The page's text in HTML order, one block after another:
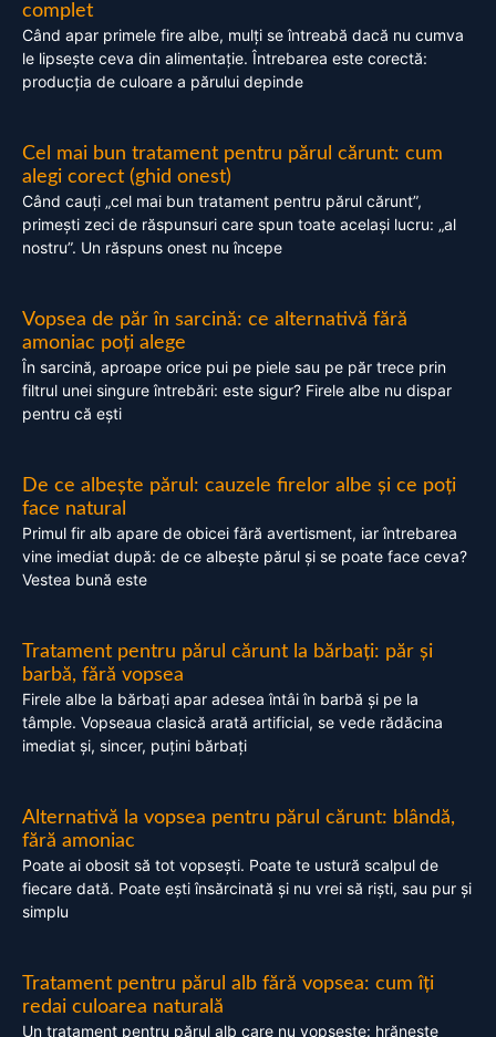
complet
Când apar primele fire albe, mulți se întreabă dacă nu cumva
le lipsește ceva din alimentație. Întrebarea este corectă:
producția de culoare a părului depinde
Cel mai bun tratament pentru părul cărunt: cum
alegi corect (ghid onest)
Când cauți „cel mai bun tratament pentru părul cărunt”,
primești zeci de răspunsuri care spun toate același lucru: „al
nostru”. Un răspuns onest nu începe
Vopsea de păr în sarcină: ce alternativă fără
amoniac poți alege
În sarcină, aproape orice pui pe piele sau pe păr trece prin
filtrul unei singure întrebări: este sigur? Firele albe nu dispar
pentru că ești
De ce albește părul: cauzele firelor albe și ce poți
face natural
Primul fir alb apare de obicei fără avertisment, iar întrebarea
vine imediat după: de ce albește părul și se poate face ceva?
Vestea bună este
Tratament pentru părul cărunt la bărbați: păr și
barbă, fără vopsea
Firele albe la bărbați apar adesea întâi în barbă și pe la
tâmple. Vopseaua clasică arată artificial, se vede rădăcina
imediat și, sincer, puțini bărbați
Alternativă la vopsea pentru părul cărunt: blândă,
fără amoniac
Poate ai obosit să tot vopsești. Poate te ustură scalpul de
fiecare dată. Poate ești însărcinată și nu vrei să riști, sau pur și
simplu
Tratament pentru părul alb fără vopsea: cum îți
redai culoarea naturală
Un tratament pentru părul alb care nu vopsește: hrănește